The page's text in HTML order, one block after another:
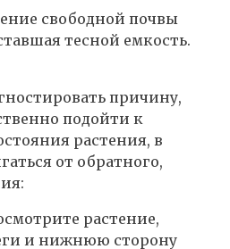
свободной почвы
тесной емкость.
причину,
подойти к
растения, в
от обратного,
растение,
и нижнюю сторону